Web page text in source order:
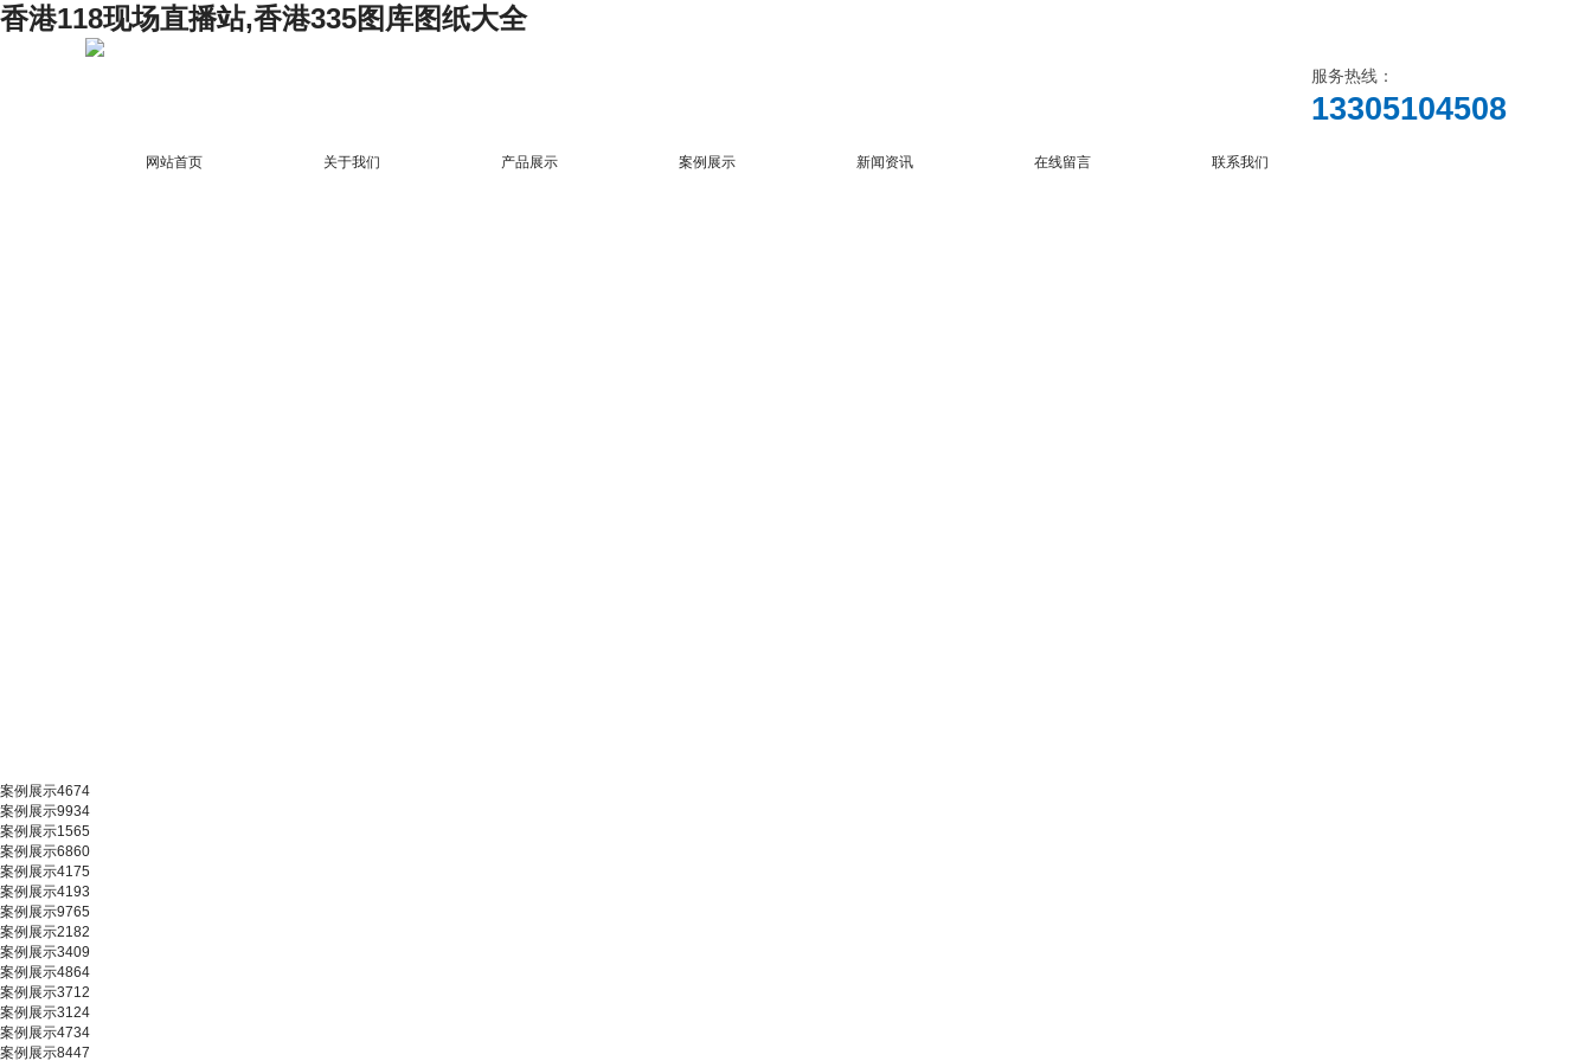
香港118现场直播站,香港335图库图纸大全
服务热线：
13305104508
网站首页 关于我们 产品展示 案例展示 新闻资讯 在线留言 联系我们
案例展示4674
案例展示9934
案例展示1565
案例展示6860
案例展示4175
案例展示4193
案例展示9765
案例展示2182
案例展示3409
案例展示4864
案例展示3712
案例展示3124
案例展示4734
案例展示8447